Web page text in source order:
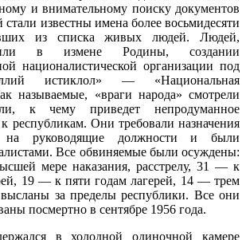
и внимательному поиску документов
известны имена более восьмидесяти
из списка живых людей. Людей,
в измене Родины, создании
националистической организации под
истиклол» — «Национальная
называемые, «враги народа» смотрели
к чему приведет непродуманное
республикам. Они требовали назначения
на руководящие должности и были
Все обвиняемые были осуждены:
мере наказания, расстрелу, 31 — к
19 — к пяти годам лагерей, 14 — трем
за пределы республики. Все они
посмертно в сентябре 1956 года.
в холодной одиночной камере